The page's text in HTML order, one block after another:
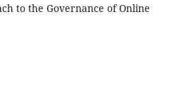
to the Governance of Online